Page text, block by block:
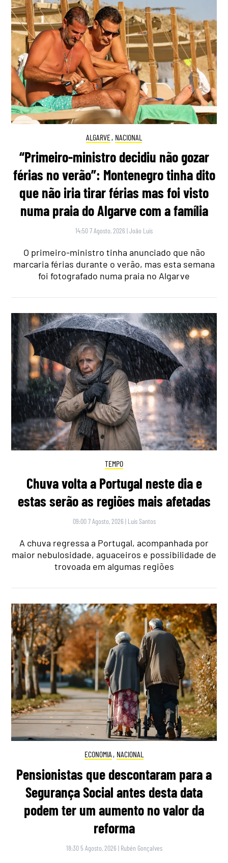
ALGARVE, NACIONAL
“Primeiro-ministro decidiu não gozar
férias no verão”: Montenegro tinha dito
que não iria tirar férias mas foi visto
numa praia do Algarve com a família
14:50 7 Agosto, 2026 |João Luís
O primeiro-ministro tinha anunciado que não
marcaria férias durante o verão, mas esta semana
foi fotografado numa praia no Algarve
TEMPO
Chuva volta a Portugal neste dia e
estas serão as regiões mais afetadas
09:00 7 Agosto, 2026 | Luís Santos
A chuva regressa a Portugal, acompanhada por
maior nebulosidade, aguaceiros e possibilidade de
trovoada em algumas regiões
ECONOMIA , NACIONAL
Pensionistas que descontaram para a
Segurança Social antes desta data
podem ter um aumento no valor da
reforma
18:30 5 Agosto, 2026 | Rubén Gonçalves